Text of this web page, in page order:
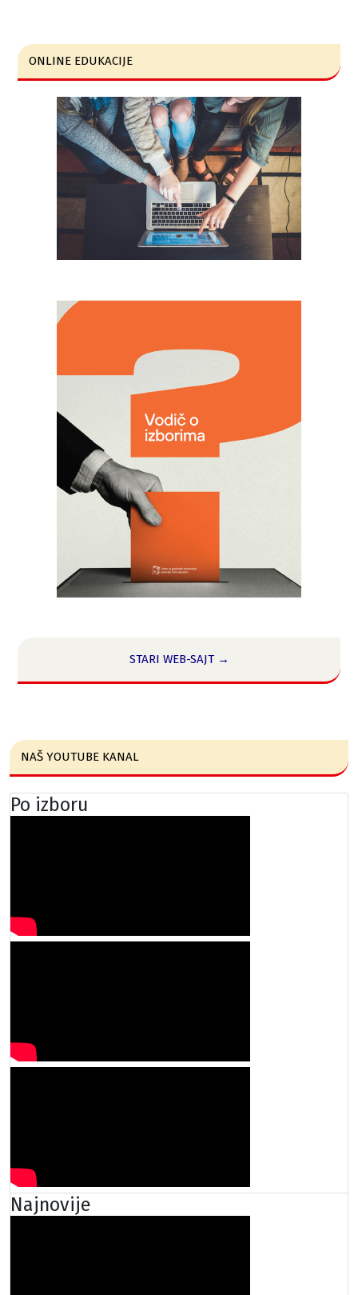
ONLINE EDUKACIJE
STARI WEB-SAJT →
NAŠ YOUTUBE KANAL
Po izboru
Najnovije